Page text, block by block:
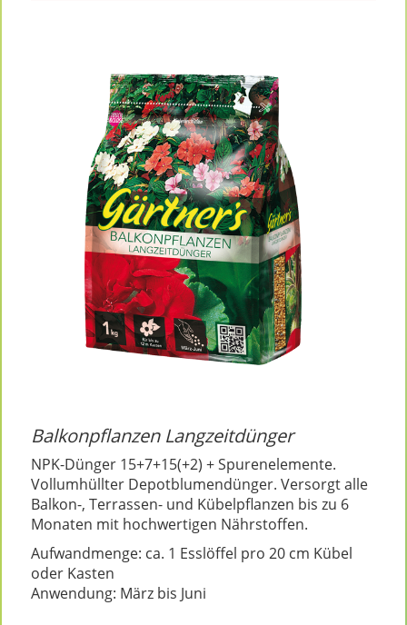
Balkonpflanzen Langzeitdünger
NPK-Dünger 15+7+15(+2) + Spurenelemente.
Vollumhüllter Depotblumendünger. Versorgt alle
Balkon-, Terrassen- und Kübelpflanzen bis zu 6
Monaten mit hochwertigen Nährstoffen.
Aufwandmenge: ca. 1 Esslöffel pro 20 cm Kübel
oder Kasten
Anwendung: März bis Juni